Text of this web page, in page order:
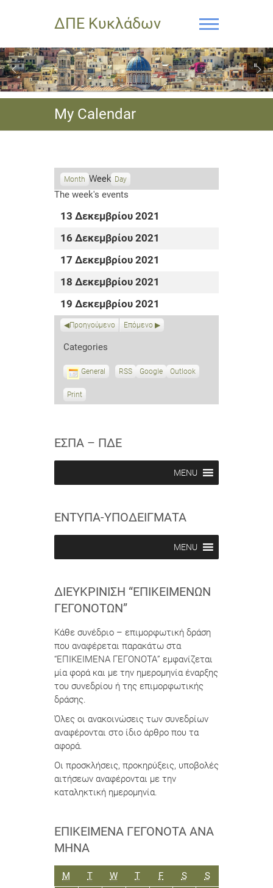
ΔΠΕ Κυκλάδων
My Calendar
Month Week Day
The week's events
13 Δεκεμβρίου 2021
16 Δεκεμβρίου 2021
17 Δεκεμβρίου 2021
18 Δεκεμβρίου 2021
19 Δεκεμβρίου 2021
Προηγούμενο Επόμενο
Categories
General RSS
S
s
e
Google
S
s
e
Outlook
Print
i
ΕΣΠΑ – ΠΔΕ
MENU
ΕΝΤΥΠΑ-ΥΠΟΔΕΙΓΜΑΤΑ
MENU
ΔΙΕΥΚΡΊΝΙΣΗ “ΕΠΙΚΕΊΜΕΝΩΝ
ΓΕΓΟΝΌΤΩΝ”
Κάθε συνέδριο – επιμορφωτική δράση
που αναφέρεται παρακάτω στα
“ΕΠΙΚΕΙΜΕΝΑ ΓΕΓΟΝΟΤΑ” εμφανίζεται
μία φορά και με την ημερομηνία έναρξης
του συνεδρίου ή της επιμορφωτικής
δράσης.
Όλες οι ανακοινώσεις των συνεδρίων
αναφέρονται στο ίδιο άρθρο που τα
αφορά.
Οι προσκλήσεις, προκηρύξεις, υποβολές
αιτήσεων αναφέρονται με την
καταληκτική ημερομηνία.
ΕΠΙΚΕΊΜΕΝΑ ΓΕΓΟΝΌΤΑ ΑΝΆ
ΜΉΝΑ
M ΔΕΥΤΈΡΑ
TΤΡΊΤΗ
WΤΕΤΆΡΤΗ
TΠΈΜΠΤΗ
FΠΑΡΑΣΚΕΥΉ
SΣΆΒΒΑΤΟ
SΚΥΡΙΑΚΉ